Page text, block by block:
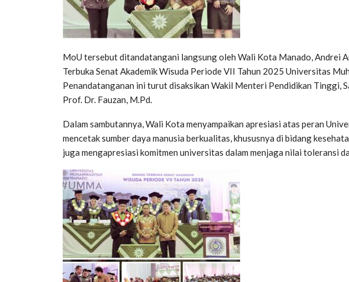
MoU tersebut ditandatangani langsung oleh Wali Kota Manado, Andrei
Terbuka Senat Akademik Wisuda Periode VII Tahun 2025 Universitas
Penandatanganan ini turut disaksikan Wakil Menteri Pendidikan Tinggi,
Prof. Dr. Fauzan, M.Pd.
Dalam sambutannya, Wali Kota menyampaikan apresiasi atas peran
mencetak sumber daya manusia berkualitas, khususnya di bidang
juga mengapresiasi komitmen universitas dalam menjaga nilai toleransi